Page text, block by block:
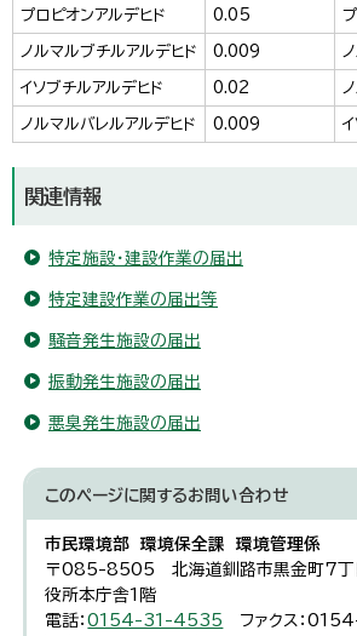
プロピオンアルデヒド 0.05
ノルマルブチルアルデヒド 0.009
イソブチルアルデヒド 0.02
ノルマルバレルアルデヒド 0.009
関連情報
特定施設・建設作業の届出
特定建設作業の届出等
騒音発生施設の届出
振動発生施設の届出
悪臭発生施設の届出
このページに関するお問い合わせ
市民環境部 環境保全課 環境管理係
〒085-8505 北海道釧路市黒金町7
役所本庁舎1階
電話：0154-31-4535
ファクス：